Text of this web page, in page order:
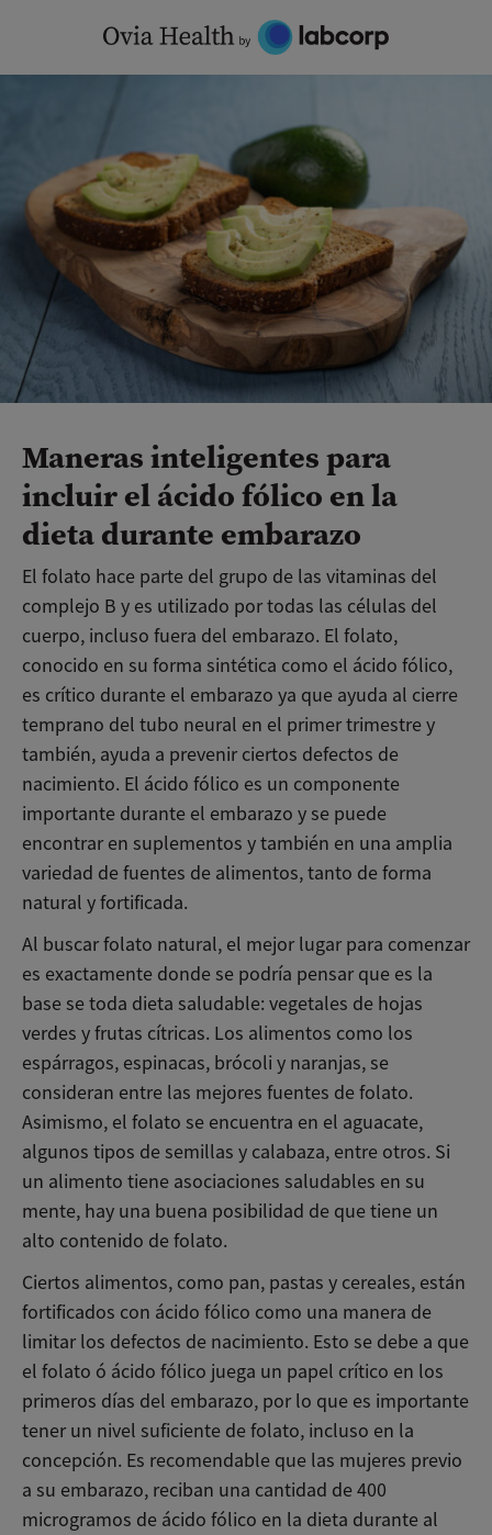
content
Maneras inteligentes para
incluir el ácido fólico en la
dieta durante embarazo
El folato hace parte del grupo de las vitaminas del
complejo B y es utilizado por todas las células del
cuerpo, incluso fuera del embarazo. El folato,
conocido en su forma sintética como el ácido fólico,
es crítico durante el embarazo ya que ayuda al cierre
temprano del tubo neural en el primer trimestre y
también, ayuda a prevenir ciertos defectos de
nacimiento. El ácido fólico es un componente
importante durante el embarazo y se puede
encontrar en suplementos y también en una amplia
variedad de fuentes de alimentos, tanto de forma
natural y fortificada.
Al buscar folato natural, el mejor lugar para comenzar
es exactamente donde se podría pensar que es la
base se toda dieta saludable: vegetales de hojas
verdes y frutas cítricas. Los alimentos como los
espárragos, espinacas, brócoli y naranjas, se
consideran entre las mejores fuentes de folato.
Asimismo, el folato se encuentra en el aguacate,
algunos tipos de semillas y calabaza, entre otros. Si
un alimento tiene asociaciones saludables en su
mente, hay una buena posibilidad de que tiene un
alto contenido de folato.
Ciertos alimentos, como pan, pastas y cereales, están
fortificados con ácido fólico como una manera de
limitar los defectos de nacimiento. Esto se debe a que
el folato ó ácido fólico juega un papel crítico en los
primeros días del embarazo, por lo que es importante
tener un nivel suficiente de folato, incluso en la
concepción. Es recomendable que las mujeres previo
a su embarazo, reciban una cantidad de 400
microgramos de ácido fólico en la dieta durante al